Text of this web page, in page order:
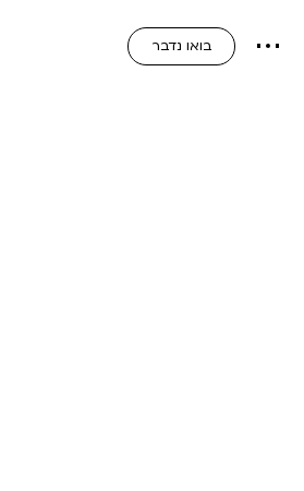
בואו נדבר